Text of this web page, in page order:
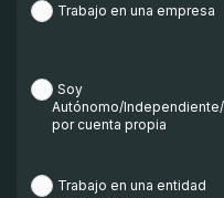
Trabajo en una empresa
Soy
Autónomo/
por cuenta propia
Trabajo en una entidad